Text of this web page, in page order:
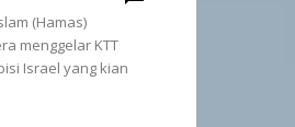
(Hamas)
menggelar KTT
Israel yang kian